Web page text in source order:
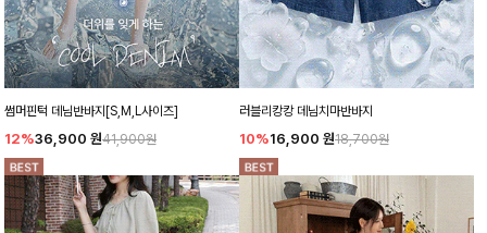
썸머핀턱 데님반바지[S,M,L사이즈]
12%36,900 원41,900원
러블리캉캉 데님치마반바지
10%16,900 원18,700원